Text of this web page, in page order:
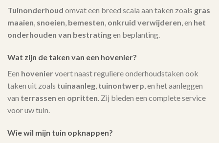
Tuinonderhoud omvat een breed scala aan taken zoals gras
maaien, snoeien, bemesten, onkruid verwijderen, en het
onderhouden van bestratingen beplanting.
Wat zijn de taken van een hovenier?
Een hoveniervoert naast reguliere onderhoudstaken ook
taken uit zoals tuinaanleg, tuinontwerp, en het aanleggen
van terrassen en opritten. Zij bieden een complete service
voor uw tuin.
Wie wil mijn tuin opknappen?